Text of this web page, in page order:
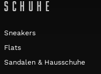
SCHUHE
Sneakers
Flats
Sandalen & Hausschuhe